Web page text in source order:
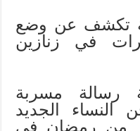
عن وضع
في زنازين
رسالة مسربة
الجديد
من رمضان في